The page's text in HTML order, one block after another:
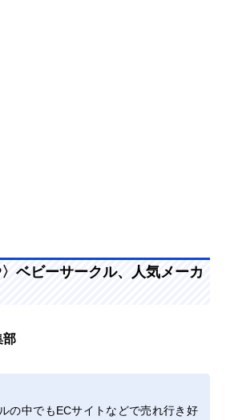
〉ベビーサークル、人気メーカ
部
の中でもECサイトなどで売れ行き好